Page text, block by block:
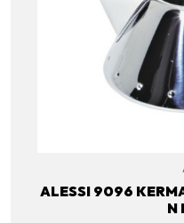
ALESSI 9096
N